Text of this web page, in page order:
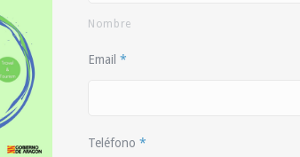
Nombre
Email *
Teléfono *